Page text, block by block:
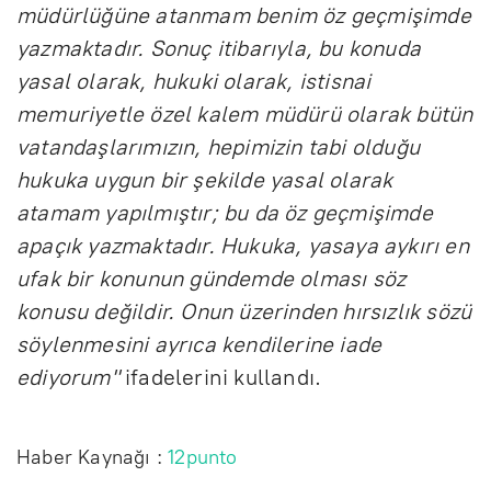
müdürlüğüne atanmam benim öz geçmişimde
yazmaktadır. Sonuç itibarıyla, bu konuda
yasal olarak, hukuki olarak, istisnai
memuriyetle özel kalem müdürü olarak bütün
vatandaşlarımızın, hepimizin tabi olduğu
hukuka uygun bir şekilde yasal olarak
atamam yapılmıştır; bu da öz geçmişimde
apaçık yazmaktadır. Hukuka, yasaya aykırı en
ufak bir konunun gündemde olması söz
konusu değildir. Onun üzerinden hırsızlık sözü
söylenmesini ayrıca kendilerine iade
ediyorum"ifadelerini kullandı.
Haber Kaynağı :12punto